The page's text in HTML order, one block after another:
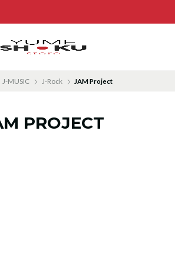
J-MUSIC J-Rock JAM Project
PROJECT